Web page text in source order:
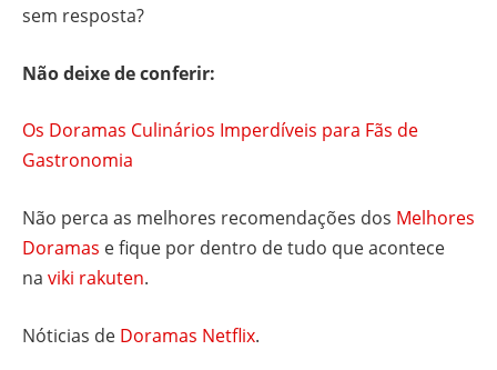
sem resposta?
Não deixe de conferir:
Os Doramas Culinários Imperdíveis para Fãs de
Gastronomia
Não perca as melhores recomendações dos Melhores
Doramas e fique por dentro de tudo que acontece
na viki rakuten.
Nóticias de Doramas Netflix.